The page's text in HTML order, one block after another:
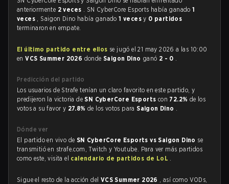
anteriormente 2 veces . SN CyberCore Esports había ganado1
veces , Saigon Dino había ganado1 vecesy 0 partidos
terminaron en empate.
El último partido entre ellos se jugó el 21 may 2026 a las 10:00
enVCS Summer 2026 dondeSaigon Dino ganó 2 - 0 .
Predicción del partido
Los usuarios de Strafe tenían un claro favorito en este partido, y
predijeron la victoria deSN CyberCore Esports con 72.2% de los
votos a su favor y 27.8%de los votos paraSaigon Dino .
Dónde ver
El partido en vivo de SN CyberCore Esports vs Saigon Dino se
transmitió en strafe.com, Twitch y Youtube. Para ver más partidos
como este, visita el calendario de partidos de LoL .
Sigue el resto de la acción del VCS Summer 2026 , así como VODs,